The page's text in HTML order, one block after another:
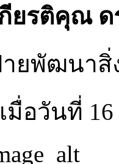
ยรติคุณ
ยพัฒนาสิ่
มื่อวันที่